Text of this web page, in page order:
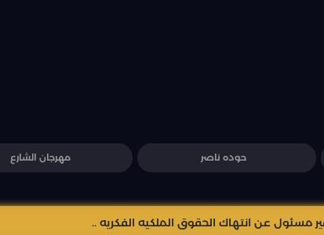
حوده ناصر مهرجان الشارع
عن انتهاك الحقوق الملكيه الفكريه ..